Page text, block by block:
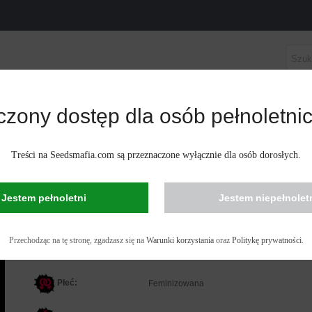
KONOPI NASIONA KONOPI AUTOKWITNĄCE
AUTO AMNESIA X3 FEMINIZOWANA
Feminizowana Auto Amnesia X3 to automatycznie kwitnąca hybryda
głównych zalet należy szybkie dojrzewanie, zminimalizowany okres
Płeć: Feminizowana
dostęp dla osób
Treści na Seedsmafia.com są przeznaczone wyłącznie dla osób dorosłych.
Jestem pełnoletni Jestem
Przechodząc na tę stronę, zgadzasz się na Warunki korzystaniaoraz Politykę prywatności.